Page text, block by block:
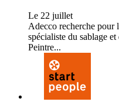
Le 22 juillet
Adecco recherche pour
spécialiste du sablage
Peintre...